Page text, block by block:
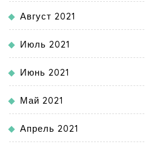
Август 2021
Июль 2021
Июнь 2021
Май 2021
Апрель 2021